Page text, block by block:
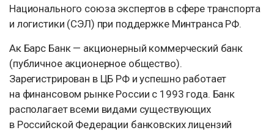
Национального союза экспертов в сфере транспорта
и логистики (СЭЛ) при поддержке Минтранса РФ.
Ак Барс Банк — акционерный коммерческий банк
(публичное акционерное общество).
Зарегистрирован в ЦБ РФ и успешно работает
на финансовом рынке России с 1993 года. Банк
располагает всеми видами существующих
в Российской Федерации банковских лицензий